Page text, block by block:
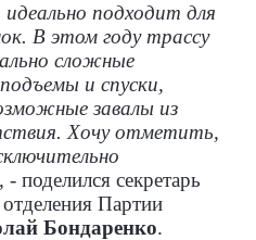
подходит для
В этом году трассу
сложные
и спуски,
завалы из
Хочу отметить,
- поделился секретарь
Партии
Бондаренко.